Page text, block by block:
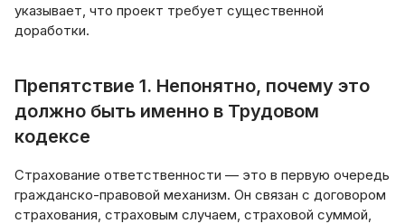
указывает, что проект требует существенной
доработки.
Препятствие 1. Непонятно, почему это
должно быть именно в Трудовом
кодексе
Страхование ответственности — это в первую очередь
гражданско-правовой механизм. Он связан с договором
страхования, страховым случаем, страховой суммой,